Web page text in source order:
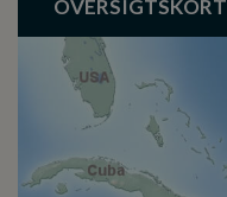
OVERSIGTSKORT